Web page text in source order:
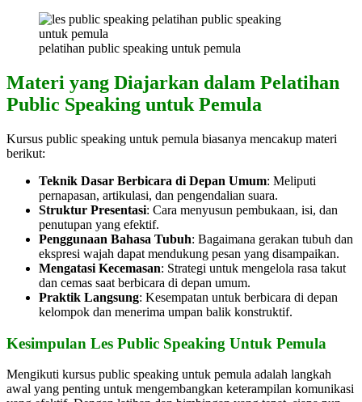
pelatihan public speaking untuk pemula
Materi yang Diajarkan dalam Pelatihan
Public Speaking untuk Pemula
Kursus public speaking untuk pemula biasanya mencakup materi
berikut:
Teknik Dasar Berbicara di Depan Umum: Meliputi
pernapasan, artikulasi, dan pengendalian suara.
Struktur Presentasi: Cara menyusun pembukaan, isi, dan
penutupan yang efektif.
Penggunaan Bahasa Tubuh: Bagaimana gerakan tubuh dan
ekspresi wajah dapat mendukung pesan yang disampaikan.
Mengatasi Kecemasan: Strategi untuk mengelola rasa takut
dan cemas saat berbicara di depan umum.
Praktik Langsung: Kesempatan untuk berbicara di depan
kelompok dan menerima umpan balik konstruktif.
Kesimpulan Les Public Speaking Untuk Pemula
Mengikuti kursus public speaking untuk pemula adalah langkah
awal yang penting untuk mengembangkan keterampilan komunikasi